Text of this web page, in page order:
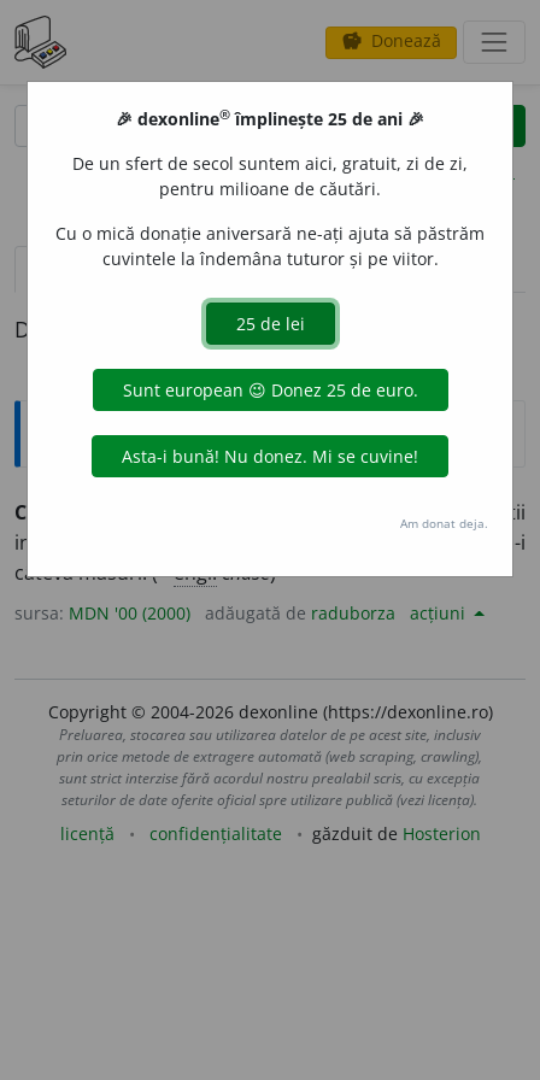
savings Donează
clear
opțiuni
definiții (1) pronunțievolume_up (3)
Definiția cu ID-ul 454624:
Explicative DEX
CHASE /CEIS/
(jaz) dialog foarte viu între soliștii
interpreți ai aceluiași instrument, fiecăruia revenindu-i
câteva măsuri. (<engl.chase)
sursa: MDN '00 (2000) adăugată de raduborza acțiuni
Copyright © 2004-2026 dexonline (https://dexonline.ro)
Preluarea, stocarea sau utilizarea datelor de pe acest site, inclusiv
prin orice metode de extragere automată (web scraping, crawling),
sunt strict interzise fără acordul nostru prealabil scris, cu excepția
seturilor de date oferite oficial spre utilizare publică (vezi licența).
licență confidențialitate găzduit de Hosterion
🎉 dexonline® împlinește 25 de ani 🎉
De un sfert de secol suntem aici, gratuit, zi de zi,
pentru milioane de căutări.
Cu o mică donație aniversară ne-ați ajuta să păstrăm
cuvintele la îndemâna tuturor și pe viitor.
Am donat deja.